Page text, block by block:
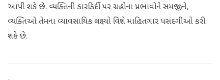
આપી શકે છે. વ્યક્તિની કારકિર્દી પર ગ્રહોના પ્રભાવોને સમજીને,
વ્યક્તિઓ તેમના વ્યાવસાયિક લક્ષ્યો વિશે માહિતગાર પસંદગીઓ કરી
શકે છે.